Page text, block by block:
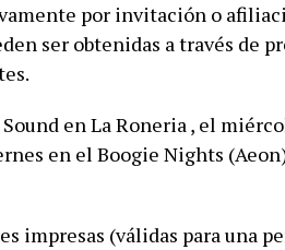
por invitación o
ser obtenidas a través de
en La Roneria , el
en el Boogie Nights
impresas (válidas para una